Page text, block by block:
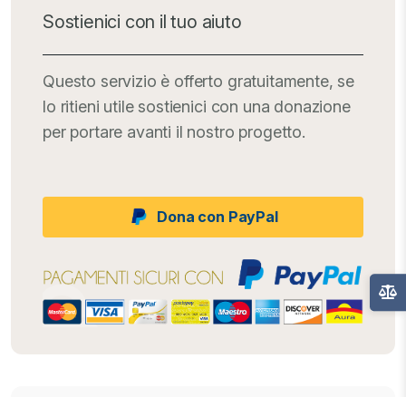
Sostienici con il tuo aiuto
Questo servizio è offerto gratuitamente, se
lo ritieni utile sostienici con una donazione
per portare avanti il nostro progetto.
Dona con PayPal